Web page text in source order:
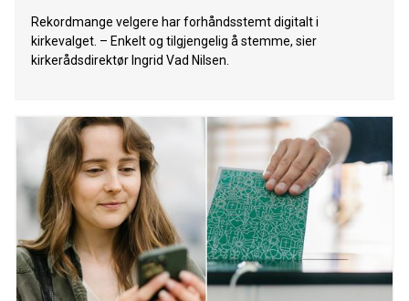
Rekordmange velgere har forhåndsstemt digitalt i
kirkevalget. – Enkelt og tilgjengelig å stemme, sier
kirkerådsdirektør Ingrid Vad Nilsen.